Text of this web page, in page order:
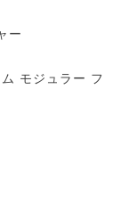
ー
モジュラー フ